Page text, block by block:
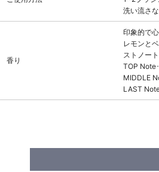
洗い流さ
香り
印象的で
レモンと
ストノー
TOP Note
MIDDLE
LAST